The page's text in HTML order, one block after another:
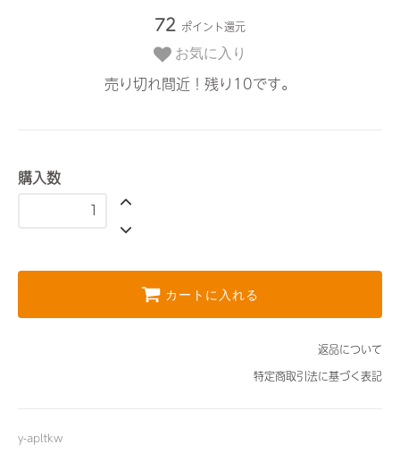
72 ポイント還元
お気に入り
売り切れ間近！残り10です。
購入数
カートに入れる
返品について
特定商取引法に基づく表記
y-apltkw